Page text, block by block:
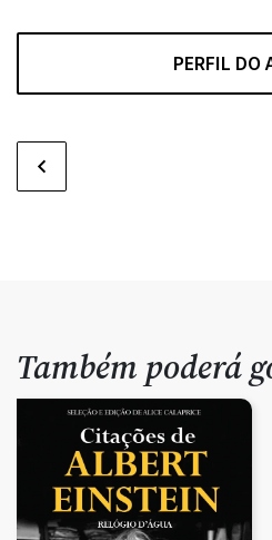
PERFIL DO
Também poderá